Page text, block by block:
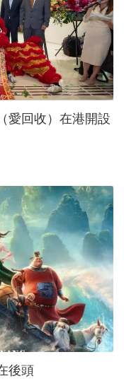
愛回收）在港開設
後頭